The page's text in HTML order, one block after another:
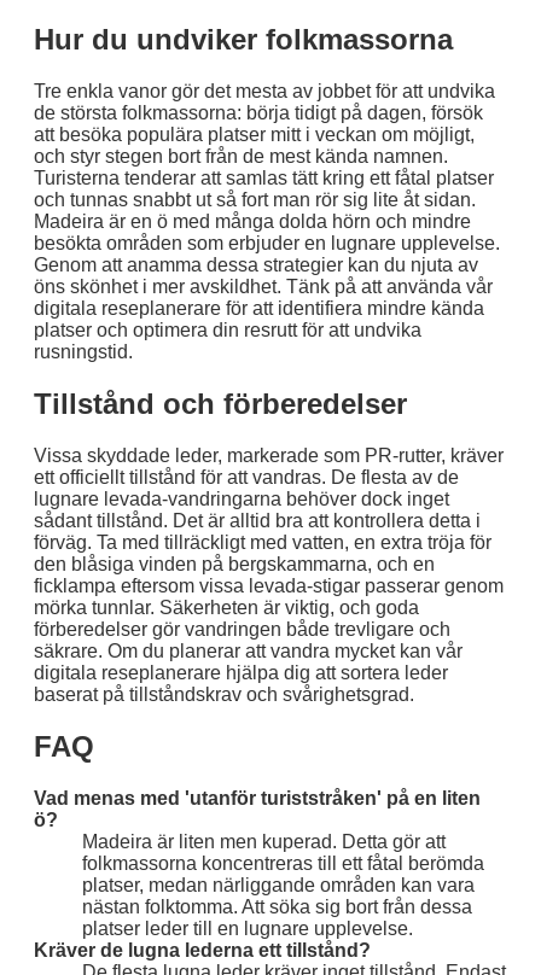
Hur du undviker folkmassorna
Tre enkla vanor gör det mesta av jobbet för att undvika
de största folkmassorna: börja tidigt på dagen, försök
att besöka populära platser mitt i veckan om möjligt,
och styr stegen bort från de mest kända namnen.
Turisterna tenderar att samlas tätt kring ett fåtal platser
och tunnas snabbt ut så fort man rör sig lite åt sidan.
Madeira är en ö med många dolda hörn och mindre
besökta områden som erbjuder en lugnare upplevelse.
Genom att anamma dessa strategier kan du njuta av
öns skönhet i mer avskildhet. Tänk på att använda vår
digitala reseplanerare för att identifiera mindre kända
platser och optimera din resrutt för att undvika
rusningstid.
Tillstånd och förberedelser
Vissa skyddade leder, markerade som PR-rutter, kräver
ett officiellt tillstånd för att vandras. De flesta av de
lugnare levada-vandringarna behöver dock inget
sådant tillstånd. Det är alltid bra att kontrollera detta i
förväg. Ta med tillräckligt med vatten, en extra tröja för
den blåsiga vinden på bergskammarna, och en
ficklampa eftersom vissa levada-stigar passerar genom
mörka tunnlar. Säkerheten är viktig, och goda
förberedelser gör vandringen både trevligare och
säkrare. Om du planerar att vandra mycket kan vår
digitala reseplanerare hjälpa dig att sortera leder
baserat på tillståndskrav och svårighetsgrad.
FAQ
Vad menas med 'utanför turiststråken' på en liten
ö?
Madeira är liten men kuperad. Detta gör att
folkmassorna koncentreras till ett fåtal berömda
platser, medan närliggande områden kan vara
nästan folktomma. Att söka sig bort från dessa
platser leder till en lugnare upplevelse.
Kräver de lugna lederna ett tillstånd?